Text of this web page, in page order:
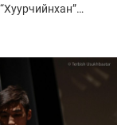
нэг. Морин
2006 оноос
аав